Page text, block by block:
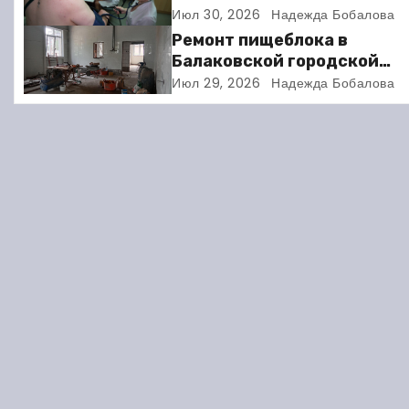
а
ц
и
искусство: когда ритм
требует расшифровки
Июл 30, 2026 Надежда Бобалова
Ремонт пищеблока в
Балаковской городской
клинической больнице
выходит на финишную
Июл 29, 2026 Надежда Бобалова